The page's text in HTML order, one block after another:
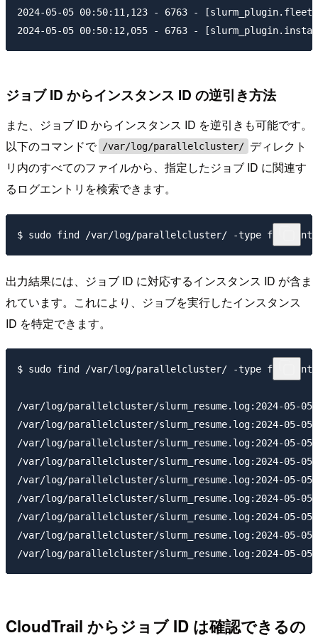
2024-05-05 00:50:11,123 - 6763 -
ジョブ ID からインスタンス ID の逆引き方法
また、ジョブ ID からインスタンス ID を逆引きも可能です。
以下のコマンドで
/var/log/parallelcluster/ ディレクト
リ内のすべてのファイルから、指定したジョブ ID に関連す
るログエントリを検索できます。
出力結果には、ジョブ ID に対応するインスタンス ID が含ま
れています。これにより、ジョブを実行したインスタンス
ID を特定できます。
$ sudo find /var/log/parallelcluster/ -type f -print |
/var/log/parallelcluster/slurm_resume.log:2024-05-
/var/log/parallelcluster/slurm_resume.log:2024-05-
/var/log/parallelcluster/slurm_resume.log:2024-05-
/var/log/parallelcluster/slurm_resume.log:2024-05-
/var/log/parallelcluster/slurm_resume.log:2024-05-
/var/log/parallelcluster/slurm_resume.log:2024-05-05
/var/log/parallelcluster/slurm_resume.log:2024-05-05
/var/log/parallelcluster/slurm_resume.log:2024-05-
CloudTrail からジョブ ID は確認できるの